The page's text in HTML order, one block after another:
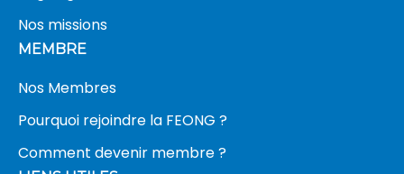
Nos missions
MEMBRE
Nos Membres
Pourquoi rejoindre la FEONG ?
Comment devenir membre ?